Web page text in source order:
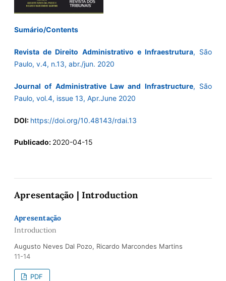
Sumário/Contents
Revista de Direito Administrativo e Infraestrutura, São
Paulo, v.4, n.13, abr./jun. 2020
Journal of Administrative Law and Infrastructure, São
Paulo, vol.4, issue 13, Apr.June 2020
DOI: https://doi.org/10.48143/rdai.13
Publicado: 2020-04-15
Apresentação | Introduction
Apresentação
Introduction
Augusto Neves Dal Pozo, Ricardo Marcondes Martins
11-14
PDF